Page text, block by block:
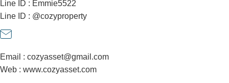
Line ID : Emmie5522
Line ID : @cozyproperty
Email : cozyasset@gmail.com
Web : www.cozyasset.com